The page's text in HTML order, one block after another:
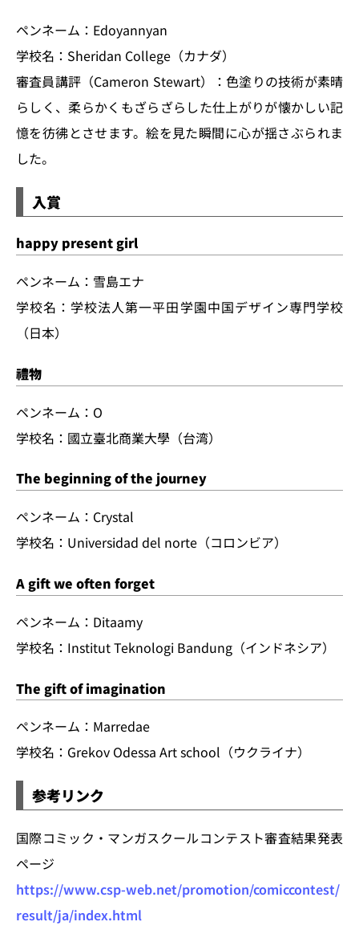
ペンネーム：Edoyannyan
学校名：Sheridan College（カナダ）
審査員講評（Cameron Stewart）：色塗りの技術が素晴
らしく、柔らかくもざらざらした仕上がりが懐かしい記
憶を彷彿とさせます。絵を見た瞬間に心が揺さぶられま
した。
入賞
happy present girl
ペンネーム：雪島エナ
学校名：学校法人第一平田学園中国デザイン専門学校
（日本）
禮物
ペンネーム：O
学校名：國立臺北商業大學（台湾）
The beginning of the journey
ペンネーム：Crystal
学校名：Universidad del norte（コロンビア）
A gift we often forget
ペンネーム：Ditaamy
学校名：Institut Teknologi Bandung（インドネシア）
The gift of imagination
ペンネーム：Marredae
学校名：Grekov Odessa Art school（ウクライナ）
参考リンク
国際コミック・マンガスクールコンテスト審査結果発表
ページ
https://www.csp-web.net/promotion/comiccontest/
result/ja/index.html